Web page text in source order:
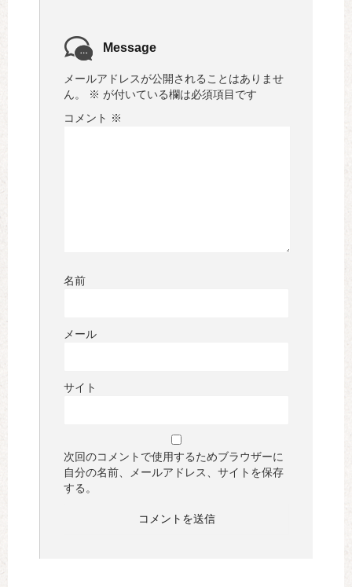
Message
メールアドレスが公開されることはありませ
ん。
※ が付いている欄は必須項目です
コメント ※
名前
メール
サイト
次回のコメントで使用するためブラウザーに
自分の名前、メールアドレス、サイトを保存
する。